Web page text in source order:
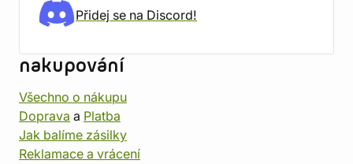
Přidej se na Discord!
nakupování
Všechno o nákupu
Doprava a Platba
Jak balíme zásilky
Reklamace a vrácení